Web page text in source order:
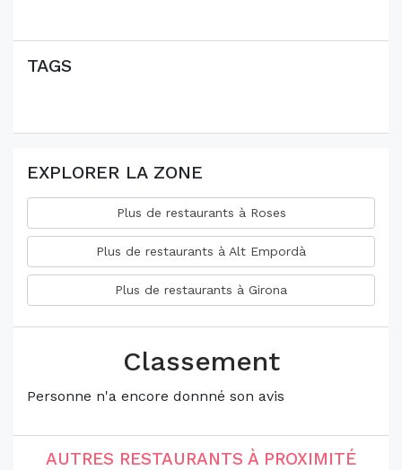
TAGS
EXPLORER LA ZONE
Plus de restaurants à Roses
Plus de restaurants à Alt Empordà
Plus de restaurants à Girona
Classement
Personne n'a encore donnné son avis
AUTRES RESTAURANTS À PROXIMITÉ